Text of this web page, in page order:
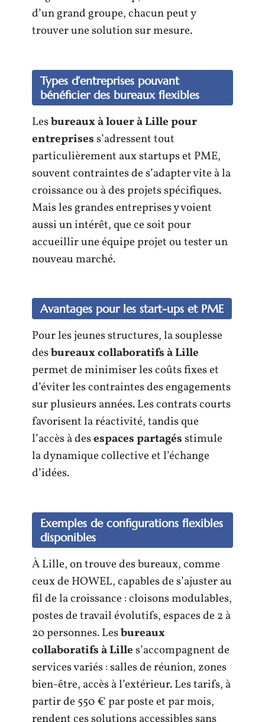
d’un grand groupe, chacun peut y
trouver une solution sur mesure.
Types d’entreprises pouvant
bénéficier des bureaux flexibles
Lesbureaux à louer à Lille pour
entreprisess’adressent tout
particulièrement aux startups et PME,
souvent contraintes de s’adapter vite à la
croissance ou à des projets spécifiques.
Mais les grandes entreprises y voient
aussi un intérêt, que ce soit pour
accueillir une équipe projet ou tester un
nouveau marché.
Avantages pour les start-ups et PME
Pour les jeunes structures, la souplesse
desbureaux collaboratifs à Lille
permet de minimiser les coûts fixes et
d’éviter les contraintes des engagements
sur plusieurs années. Les contrats courts
favorisent la réactivité, tandis que
l’accès à desespaces partagésstimule
la dynamique collective et l’échange
d’idées.
Exemples de configurations flexibles
disponibles
À Lille, on trouve des bureaux, comme
ceux de HOWEL, capables de s’ajuster au
fil de la croissance : cloisons modulables,
postes de travail évolutifs, espaces de 2 à
20 personnes. Lesbureaux
collaboratifs à Lilles’accompagnent de
services variés : salles de réunion, zones
bien-être, accès à l’extérieur. Les tarifs, à
partir de 550 € par poste et par mois,
rendent ces solutions accessibles sans